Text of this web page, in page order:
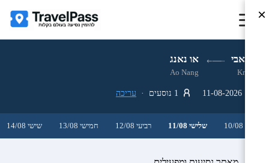
קראבי או נאנג
Krabi
Ao Nang
עריכה
שלישי 11/08 רביעי 12/08 חמישי 13/08 שישי 14/08
×